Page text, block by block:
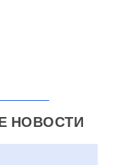
НОВОСТИ